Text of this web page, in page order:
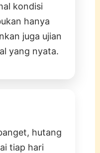
kondisi
hanya
juga ujian
yang nyata.
hutang
tiap hari